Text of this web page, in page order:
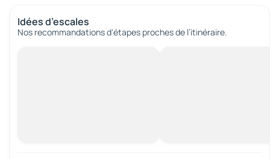
Idées d’escales
Nos recommandations d'étapes proches de l’itinéraire.